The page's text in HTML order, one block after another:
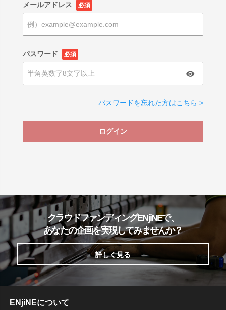
メールアドレス 必須
パスワード 必須
パスワードを忘れた方はこちら >
ログイン
クラウドファンディングENjiNEで、
あなたの企画を実現してみませんか？
詳しく見る
ENjiNEについて